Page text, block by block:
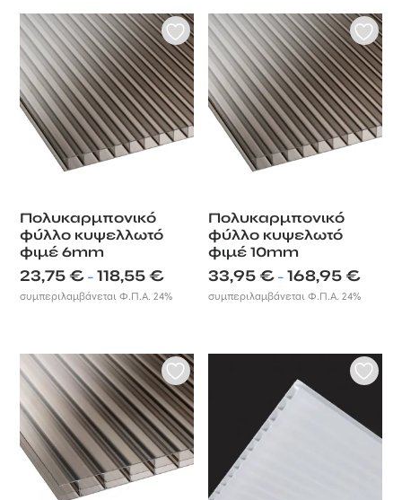
Πολυκαρμπονικό
φύλλο κυψελλωτό
φιμέ 6mm
23,75€ – 118,55€
range:
συμπεριλαμβάνεται Φ.Π.Α. 24%
Πολυκαρμπονικό
φύλλο κυψελωτό
φιμέ 10mm
33,95€ – 168,95€
συμπεριλαμβάνεται Φ.Π.Α. 24%